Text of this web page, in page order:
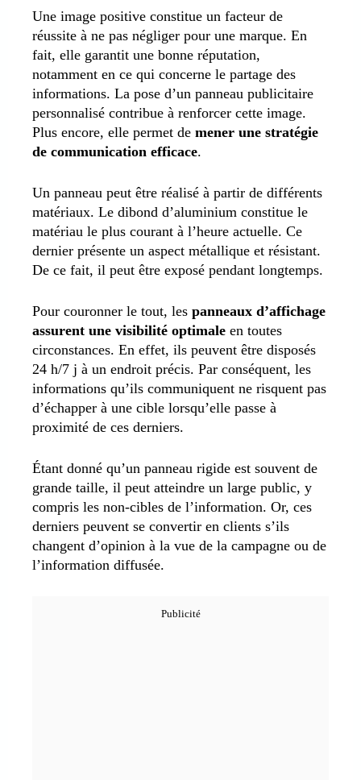
Une image positive constitue un facteur de
réussite à ne pas négliger pour une marque. En
fait, elle garantit une bonne réputation,
notamment en ce qui concerne le partage des
informations. La pose d’un panneau publicitaire
personnalisé contribue à renforcer cette image.
Plus encore, elle permet de mener une stratégie
de communication efficace.
Un panneau peut être réalisé à partir de différents
matériaux. Le dibond d’aluminium constitue le
matériau le plus courant à l’heure actuelle. Ce
dernier présente un aspect métallique et résistant.
De ce fait, il peut être exposé pendant longtemps.
Pour couronner le tout, les panneaux d’affichage
assurent une visibilité optimale en toutes
circonstances. En effet, ils peuvent être disposés
24 h/7 j à un endroit précis. Par conséquent, les
informations qu’ils communiquent ne risquent pas
d’échapper à une cible lorsqu’elle passe à
proximité de ces derniers.
Étant donné qu’un panneau rigide est souvent de
grande taille, il peut atteindre un large public, y
compris les non-cibles de l’information. Or, ces
derniers peuvent se convertir en clients s’ils
changent d’opinion à la vue de la campagne ou de
l’information diffusée.